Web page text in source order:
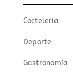
Coctelería
Deporte
Gastronomía